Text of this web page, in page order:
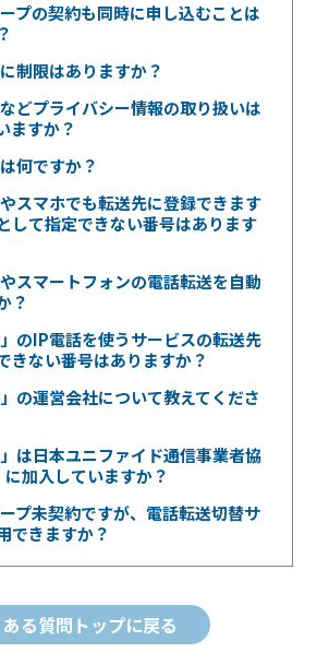
プの契約も同時に申し込むことは
制限はありますか？
どプライバシー情報の取り扱いは
ますか？
何ですか？
スマホでも転送先に登録できます
して指定できない番号はあります
スマートフォンの電話転送を自動
？
」のIP電話を使うサービスの転送先
きない番号はありますか？
」の運営会社について教えてくださ
」は日本ユニファイド通信事業者協
加入していますか？
プ未契約ですが、電話転送切替サ
できますか？
る質問トップに戻る